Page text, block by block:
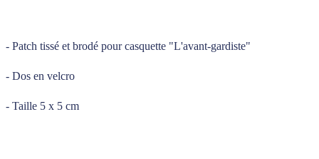
- Patch tissé et brodé pour casquette "L'avant-gardiste"
- Dos en velcro
- Taille 5 x 5 cm